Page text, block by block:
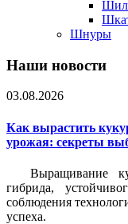
Шнуры
Наши новости
03.08.2026
Как вырастить
урожая: секреты
Выращивание
гибрида,
соблюдения
успеха.